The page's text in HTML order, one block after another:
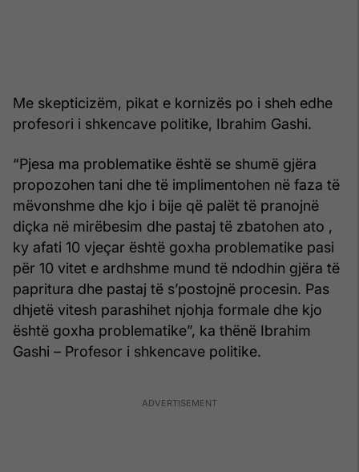
Me skepticizëm, pikat e kornizës po i sheh edhe
profesori i shkencave politike, Ibrahim Gashi.
“Pjesa ma problematike është se shumë gjëra
propozohen tani dhe të implimentohen në faza të
mëvonshme dhe kjo i bije që palët të pranojnë
diçka në mirëbesim dhe pastaj të zbatohen ato ,
ky afati 10 vjeçar është goxha problematike pasi
për 10 vitet e ardhshme mund të ndodhin gjëra të
papritura dhe pastaj të s’postojnë procesin. Pas
dhjetë vitesh parashihet njohja formale dhe kjo
është goxha problematike”, ka thënë Ibrahim
Gashi – Profesor i shkencave politike.